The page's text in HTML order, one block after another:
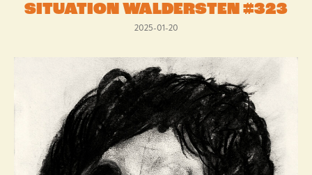
SITUATION WALDERSTEN #323
2025-01-20